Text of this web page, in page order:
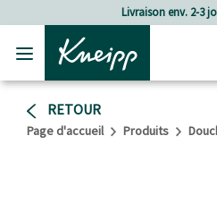
Passer au contenu principal
Passer au contenu du pied de page
env. 2-3 jours de travail
RETOUR
Page d'accueil Produits